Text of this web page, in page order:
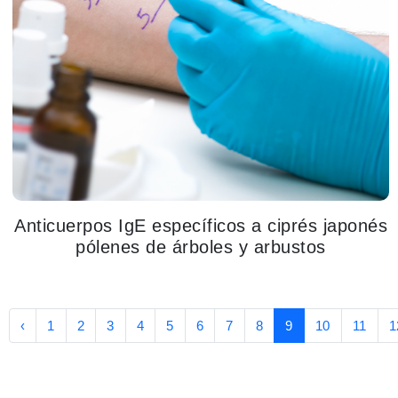
Anticuerpos IgE específicos a ciprés japonés
pólenes de árboles y arbustos
‹ 1 2 3 4 5 6 7 8 9 10 11